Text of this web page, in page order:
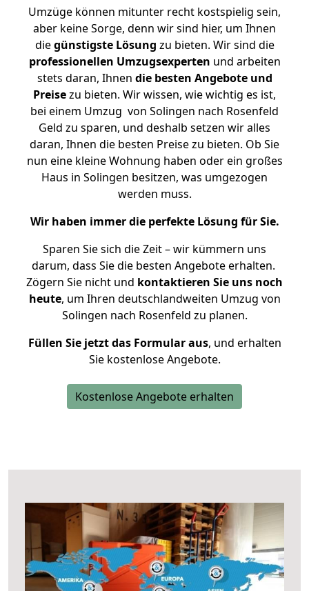
Umzüge können mitunter recht kostspielig sein,
aber keine Sorge, denn wir sind hier, um Ihnen
diegünstigste Lösung zu bieten. Wir sind die
professionellen Umzugsexperten und arbeiten
stets daran, Ihnen die besten Angebote und
Preisezu bieten. Wir wissen, wie wichtig es ist,
bei einem Umzug von Solingen nach Rosenfeld
Geld zu sparen, und deshalb setzen wir alles
daran, Ihnen die besten Preise zu bieten. Ob Sie
nun eine kleine Wohnung haben oder ein großes
Haus in Solingen besitzen, was umgezogen
werden muss.
Wir haben immer die perfekte Lösung für Sie.
Sparen Sie sich die Zeit – wir kümmern uns
darum, dass Sie die besten Angebote erhalten.
Zögern Sie nicht und kontaktieren Sie uns noch
heute, um Ihren deutschlandweiten Umzug von
Solingen nach Rosenfeld zu planen.
Füllen Sie jetzt das Formular aus, und erhalten
Sie kostenlose Angebote.
Kostenlose Angebote erhalten